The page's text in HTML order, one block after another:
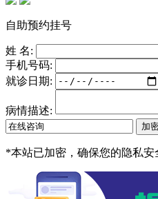
自助预约挂号
姓 名:
手机号码:
就诊日期:
病情描述:
*本站已加密，确保您的隐私安